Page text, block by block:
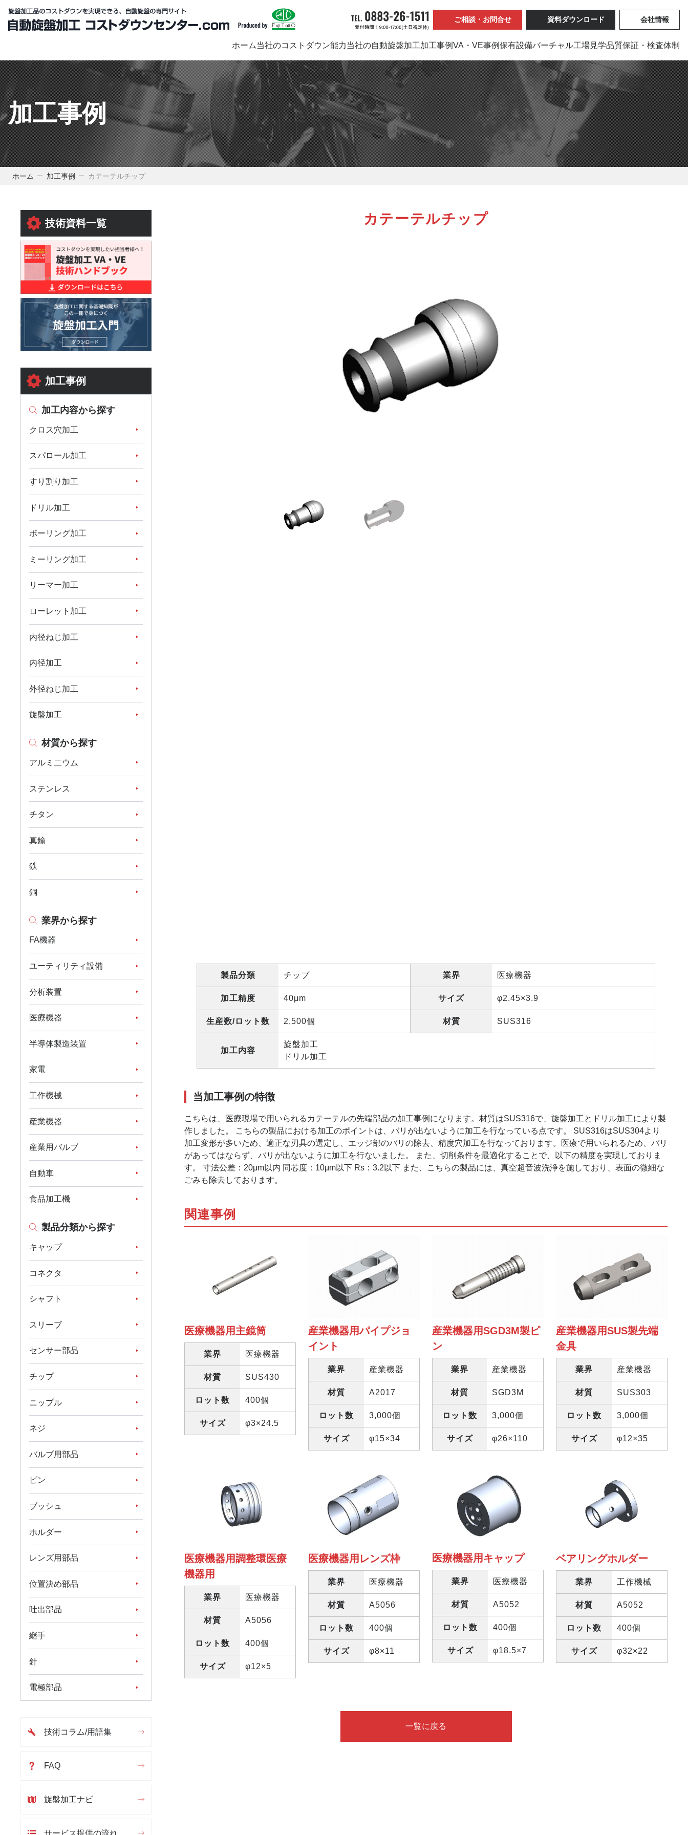
ご相談・お問合せ 資料ダウンロード 会社情報
ホーム当社のコストダウン能力当社の自動旋盤加工加工事例VA・VE事例保有設備バーチャル工場見学品質保証・検査体制
加工事例
ホーム 加工事例 カテーテルチップ
技術資料一覧
加工事例
加工内容から探す
クロス穴加工
スパロール加工
すり割り加工
ドリル加工
ボーリング加工
ミーリング加工
リーマー加工
ローレット加工
内径ねじ加工
内径加工
外径ねじ加工
旋盤加工
材質から探す
アルミ二ウム
ステンレス
チタン
真鍮
鉄
銅
業界から探す
FA機器
ユーティリティ設備
分析装置
医療機器
半導体製造装置
家電
工作機械
産業機器
産業用バルブ
自動車
食品加工機
製品分類から探す
キャップ
コネクタ
シャフト
スリーブ
センサー部品
チップ
ニップル
ネジ
バルブ用部品
ピン
ブッシュ
ホルダー
レンズ用部品
位置決め部品
吐出部品
継手
針
電極部品
技術コラム/用語集
FAQ
旋盤加工ナビ
サービス提供の流れ
カテーテルチップ
製品分類 チップ 業界 医療機器
加工精度 40μm サイズ φ2.45×3.9
生産数/ロット数 2,500個 材質 SUS316
加工内容
旋盤加工
ドリル加工
当加工事例の特徴
こちらは、医療現場で用いられるカテーテルの先端部品の加工事例になります。材質はSUS316で、旋盤加工とドリル加工により製
作しました。 こちらの製品における加工のポイントは、バリが出ないように加工を行なっている点です。 SUS316はSUS304より
加工変形が多いため、適正な刃具の選定し、エッジ部のバリの除去、精度穴加工を行なっております。医療で用いられるため、バリ
があってはならず、バリが出ないように加工を行ないました。 また、切削条件を最適化することで、以下の精度を実現しておりま
す。 寸法公差：20μm以内 同芯度：10μm以下 Rs：3.2以下 また、こちらの製品には、真空超音波洗浄を施しており、表面の微細な
ごみも除去しております。
関連事例
医療機器用主鏡筒
業界 医療機器
材質 SUS430
ロット数 400個
サイズ φ3×24.5
産業機器用パイプジョ
イント
業界 産業機器
材質 A2017
ロット数 3,000個
サイズ φ15×34
産業機器用SGD3M製ピ
ン
業界 産業機器
材質 SGD3M
ロット数 3,000個
サイズ φ26×110
産業機器用SUS製先端
金具
業界 産業機器
材質 SUS303
ロット数 3,000個
サイズ φ12×35
医療機器用調整環医療
機器用
業界 医療機器
材質 A5056
ロット数 400個
サイズ φ12×5
医療機器用レンズ枠
業界 医療機器
材質 A5056
ロット数 400個
サイズ φ8×11
医療機器用キャップ
業界 医療機器
材質 A5052
ロット数 400個
サイズ φ18.5×7
ベアリングホルダー
業界 工作機械
材質 A5052
ロット数 400個
サイズ φ32×22
一覧に戻る